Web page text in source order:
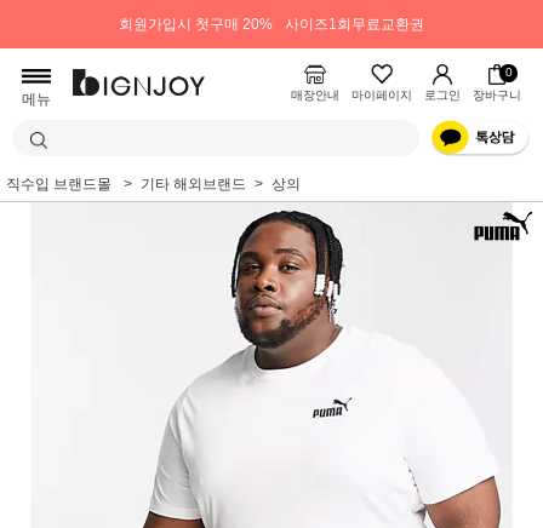
회원가입시 첫구매 20% 사이즈1회무료교환권
메뉴 매장안내 마이페이지 로그인
0
장바구니
직수입 브랜드몰 기타 해외브랜드 상의